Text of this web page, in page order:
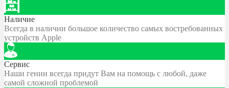
Наличие
Всегда в наличии большое количество самых востребованных
устройств Apple
Сервис
Наши гении всегда придут Вам на помощь с любой, даже
самой сложной проблемой